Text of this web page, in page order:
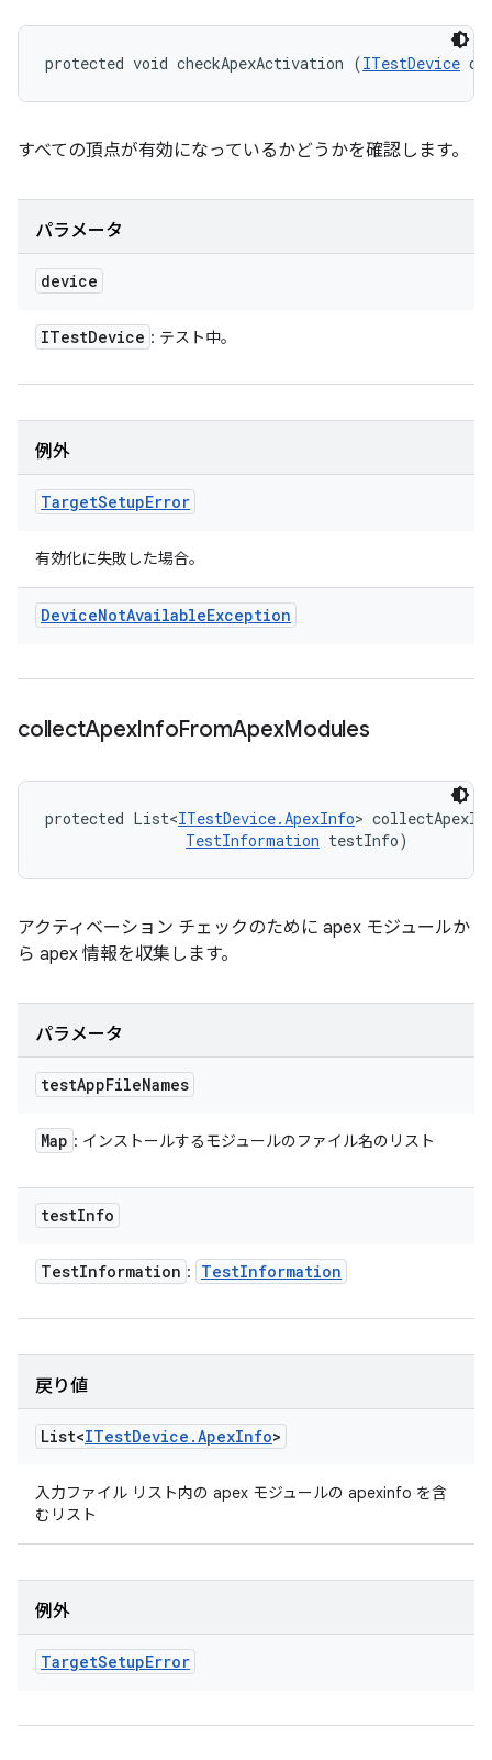
protected void checkApexActivation (ITestDevice
すべての頂点が有効になっているかどうかを確認します。
パラメータ
device
ITestDevice : テスト中。
例外
TargetSetupError
有効化に失敗した場合。
DeviceNotAvailableException
collectApexInfoFromApexModules
protected List<ITestDevice.ApexInfo>
TestInformation testInfo)
アクティベーション チェックのために apex モジュールか
ら apex 情報を収集します。
パラメータ
testAppFileNames
Map : インストールするモジュールのファイル名のリスト
testInfo
TestInformation : TestInformation
戻り値
List<ITestDevice .ApexInfo>
入力ファイル リスト内の apex モジュールの apexinfo を含
むリスト
例外
TargetSetupError